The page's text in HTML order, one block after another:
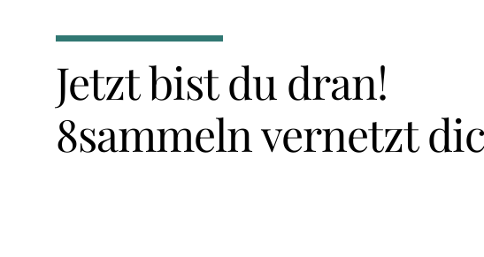
Jetzt bist du dran!
8sammeln vernetzt